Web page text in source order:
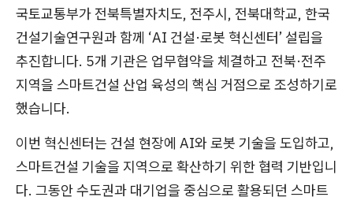
국토교통부가 전북특별자치도, 전주시, 전북대학교, 한국
건설기술연구원과 함께 ‘AI 건설·로봇 혁신센터’ 설립을
추진합니다. 5개 기관은 업무협약을 체결하고 전북·전주
지역을 스마트건설 산업 육성의 핵심 거점으로 조성하기로
했습니다.
이번 혁신센터는 건설 현장에 AI와 로봇 기술을 도입하고,
스마트건설 기술을 지역으로 확산하기 위한 협력 기반입니
다. 그동안 수도권과 대기업을 중심으로 활용되던 스마트